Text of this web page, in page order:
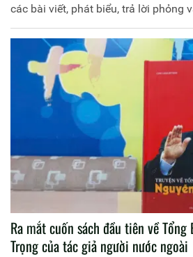
các bài viết, phát biểu, trả lời phỏng
Nhân Dân trong gần ba nhiệm kỳ
đã đến với cán bộ, đảng viên và
Ra mắt cuốn sách đầu tiên về
Trọng của tác giả người nước ngoài